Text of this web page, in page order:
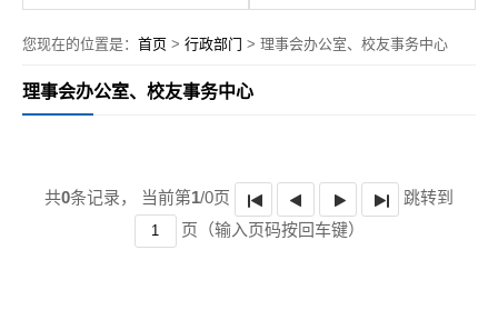
您现在的位置是： 首页 > 行政部门 > 理事会办公室、校友事务中心
理事会办公室、校友事务中心
共0条记录， 当前第1/0页
跳转到
页 （输入页码按回车键）